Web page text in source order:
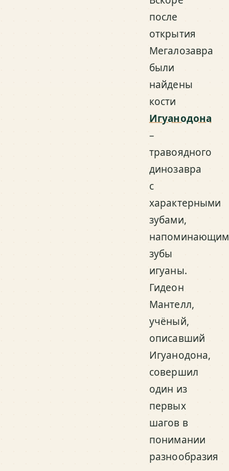
после
открытия
Мегалозавра
были
найдены
кости
Игуанодона
–
травоядного
динозавра
с
характерными
зубами,
зубы
игуаны.
Гидеон
Мантелл,
учёный,
описавший
Игуанодона,
совершил
один из
первых
шагов в
понимании
разнообразия